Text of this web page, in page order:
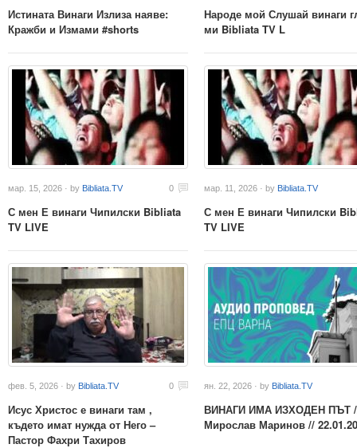
Истината Винаги Излиза наяве:
Кражби и Измами #shorts
Народе мой Слушай винаги
ми Bibliata TV L
мар. 15, 2026 · by Bibliata.TV 0
С мен Е винаги Чипилски Bibliata
TV LIVE
мар. 11, 2026 · by Bibliata.TV
С мен Е винаги Чипилски
TV LIVE
фев. 5, 2026 · by Bibliata.TV 0
Исус Христос е винаги там ,
където имат нужда от Него –
Пастор Фахри Тахиров
ян. 22, 2026 · by Bibliata.TV
ВИНАГИ ИМА ИЗХОДЕН ПЪТ
Мирослав Маринов //